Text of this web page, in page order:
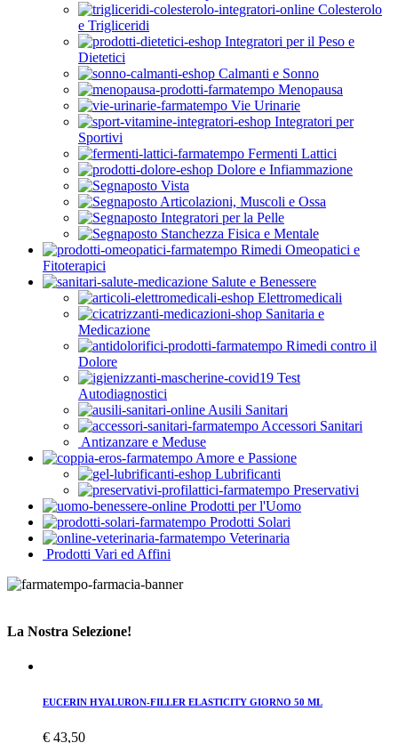
Colesterolo
e Trigliceridi
Integratori per il Peso e
Dietetici
Calmanti e Sonno
Menopausa
Vie Urinarie
Integratori per
Sportivi
Fermenti Lattici
Dolore e Infiammazione
Vista
Articolazioni, Muscoli e Ossa
Integratori per la Pelle
Stanchezza Fisica e Mentale
Rimedi Omeopatici e
Fitoterapici
Salute e Benessere
Elettromedicali
Sanitaria e
Medicazione
Rimedi contro il
Dolore
Test
Autodiagnostici
Ausili Sanitari
Accessori Sanitari
Antizanzare e Meduse
Amore e Passione
Lubrificanti
Preservativi
Prodotti per l'Uomo
Prodotti Solari
Veterinaria
Prodotti Vari ed Affini
La Nostra Selezione!
EUCERIN HYALURON-FILLER ELASTICITY GIORNO 50 ML
€ 43,50